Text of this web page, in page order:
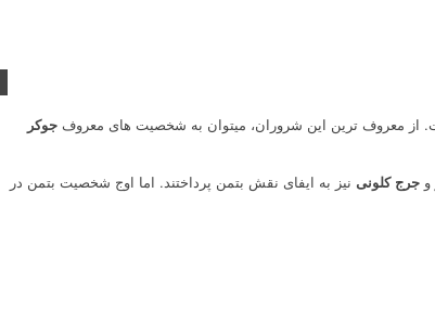
از معروف ترین این شروران، میتوان به شخصیت های معروف جوکر
و جرج کلونی نیز به ایفای نقش بتمن پرداختند. اما اوج شخصیت بتمن در